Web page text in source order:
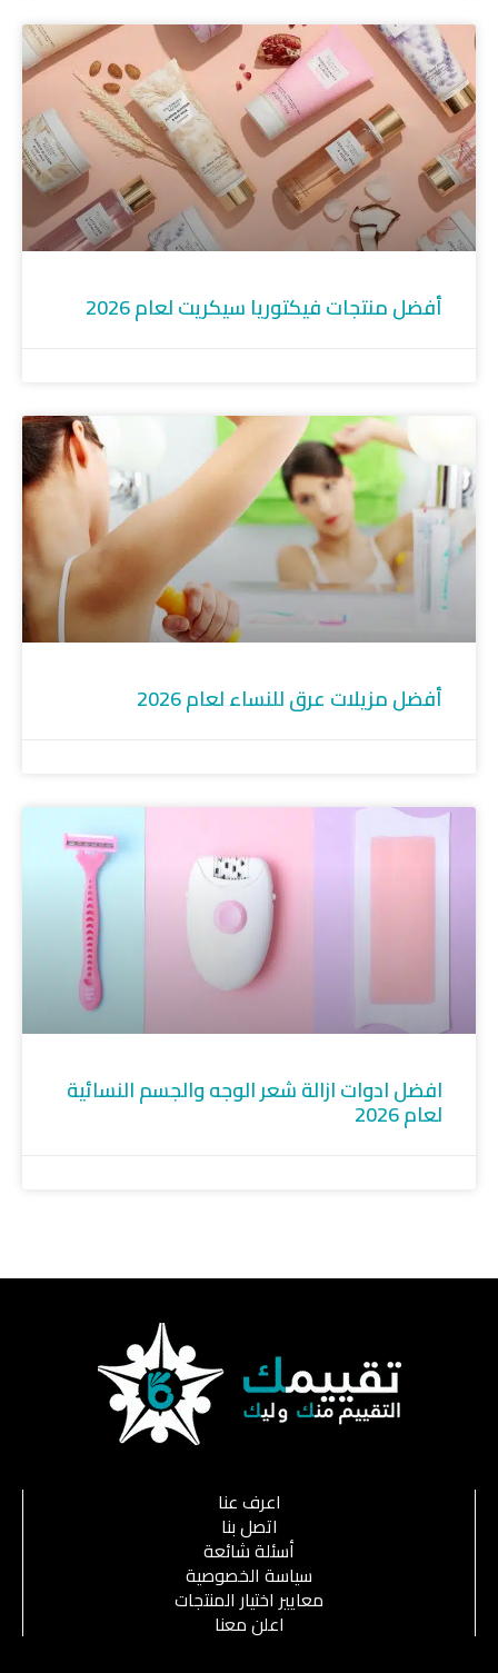
أفضل منتجات فيكتوريا سيكريت لعام 2026
أفضل مزيلات عرق للنساء لعام 2026
افضل ادوات ازالة شعر الوجه والجسم النسائية
لعام 2026
اعرف عنا
اتصل بنا
أسئلة شائعة
سياسة الخصوصية
معايير اختيار المنتجات
اعلن معنا